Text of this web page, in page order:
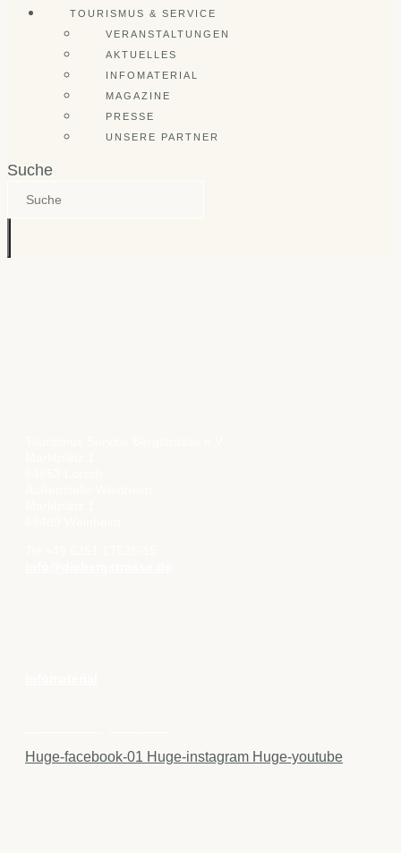
TOURISMUS & SERVICE
VERANSTALTUNGEN
AKTUELLES
INFOMATERIAL
MAGAZINE
PRESSE
UNSERE PARTNER
Suche
Huge-facebook-01 Huge-instagram Huge-youtube